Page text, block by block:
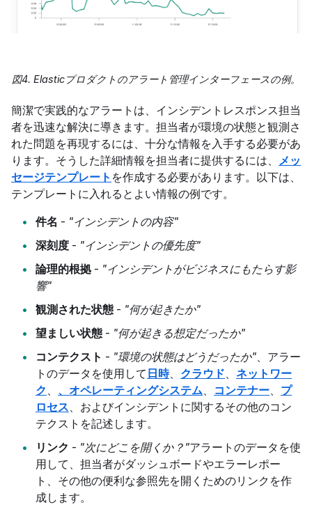
図4. Elasticプロダクトのアラート管理インターフェースの例。
簡潔で実践的なアラートは、インシデントレスポンス担当
者を迅速な解決に導きます。担当者が環境の状態と観測さ
れた問題を再現するには、十分な情報を入手する必要があ
ります。そうした詳細情報を担当者に提供するには、
メッ
セージテンプレート を作成する必要があります。以下は、
テンプレートに入れるとよい情報の例です。
件名 - "インシデントの内容"
深刻度 - "インシデントの優先度"
論理的根拠 - "インシデントがビジネスにもたらす影
響"
観測された状態 - "何が起きたか"
望ましい状態 - "何が起きる想定だったか"
コンテクスト - "環境の状態はどうだったか" 、アラー
トのデータを使用して 日時、 クラウド
ネットワー
ク
、オペレーティングシステム コンテナー
プ
ロセス 、およびインシデントに関するその他のコン
テクストを記述します。
リンク - "次にどこを開くか？"アラートのデータを使
用して、担当者がダッシュボードやエラーレポー
ト、その他の便利な参照先を開くためのリンクを作
成します。